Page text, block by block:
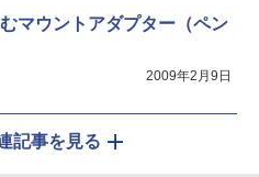
マウントアダプター（ペン
2009年2月9日
記事を見る